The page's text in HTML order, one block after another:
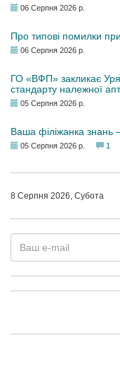
06 Серпня 2026 р.
Про типові помилки при
06 Серпня 2026 р.
ГО «ВФП» закликає
стандарту належної
05 Серпня 2026 р.
Ваша філіжанка
05 Серпня 2026 р. 1
8 Серпня 2026, Субота